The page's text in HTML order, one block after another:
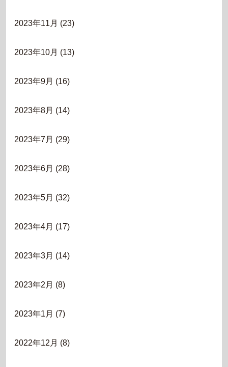
2023年11月 (23)
2023年10月 (13)
2023年9月 (16)
2023年8月 (14)
2023年7月 (29)
2023年6月 (28)
2023年5月 (32)
2023年4月 (17)
2023年3月 (14)
2023年2月 (8)
2023年1月 (7)
2022年12月 (8)